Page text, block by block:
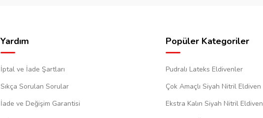
Yardım
İptal ve İade Şartları
Sıkça Sorulan Sorular
İade ve Değişim Garantisi
Popüler Kategoriler
Pudralı Lateks Eldivenler
Çok Amaçlı Siyah Nitril Eldiven
Ekstra Kalın Siyah Nitril Eldiven